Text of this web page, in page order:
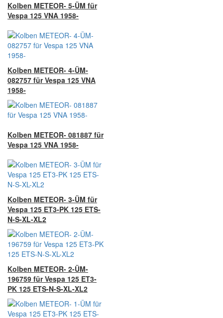
Kolben METEOR- 5-ÜM für
Vespa 125 VNA 1958-
Kolben METEOR- 4-ÜM-
082757 für Vespa 125 VNA
1958-
Kolben METEOR- 081887 für
Vespa 125 VNA 1958-
Kolben METEOR- 3-ÜM für
Vespa 125 ET3-PK 125 ETS-
N-S-XL-XL2
Kolben METEOR- 2-ÜM-
196759 für Vespa 125 ET3-
PK 125 ETS-N-S-XL-XL2